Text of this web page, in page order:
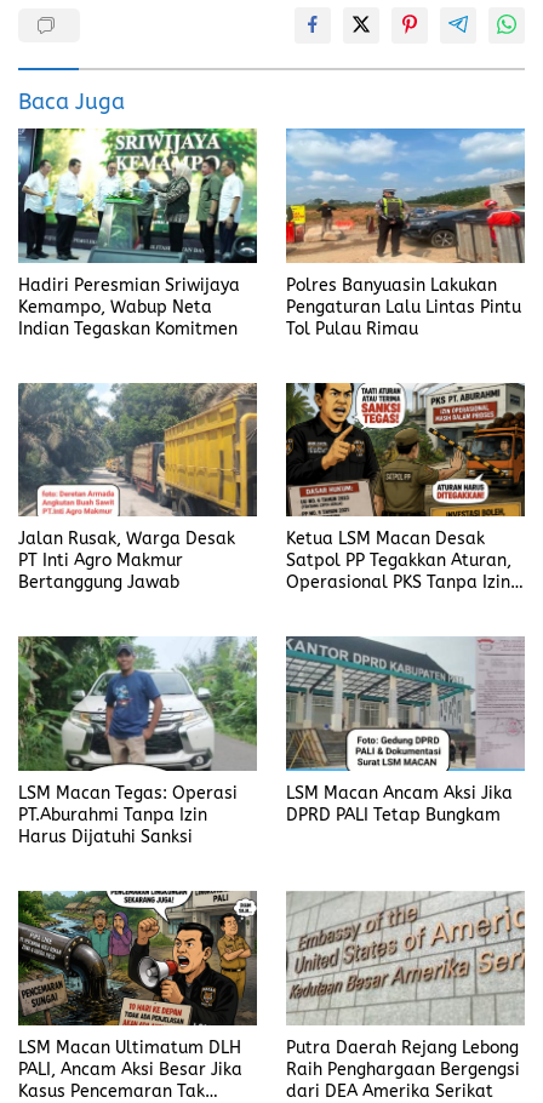
o
o
k
d
o
n
Baca Juga
Hadiri Peresmian Sriwijaya
Kemampo, Wabup Neta
Indian Tegaskan Komitmen
Polres Banyuasin Lakukan
Pengaturan Lalu Lintas Pintu
Tol Pulau Rimau
Jalan Rusak, Warga Desak
PT Inti Agro Makmur
Bertanggung Jawab
Ketua LSM Macan Desak
Satpol PP Tegakkan Aturan,
Operasional PKS Tanpa Izin
LSM Macan Tegas: Operasi
PT.Aburahmi Tanpa Izin
Harus Dijatuhi Sanksi
LSM Macan Ancam Aksi Jika
DPRD PALI Tetap Bungkam
LSM Macan Ultimatum DLH
PALI, Ancam Aksi Besar Jika
Kasus Pencemaran Tak
Putra Daerah Rejang Lebong
Raih Penghargaan Bergengsi
dari DEA Amerika Serikat